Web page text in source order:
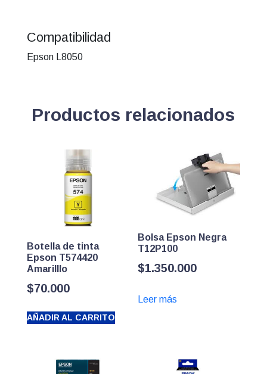
Compatibilidad
Epson L8050
Productos relacionados
Botella de tinta
Epson T574420
Amarilllo
$70.000
AÑADIR AL CARRITO
Bolsa Epson Negra
T12P100
$1.350.000
Leer más